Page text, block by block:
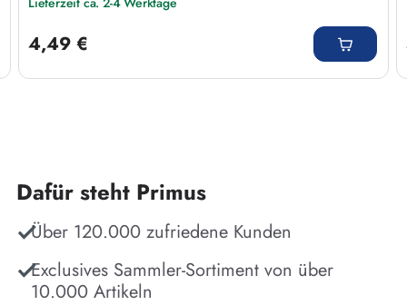
4,49 €
Dafür steht Primus
Über 120.000 zufriedene Kunden
Exclusives Sammler-Sortiment von über
10.000 Artikeln